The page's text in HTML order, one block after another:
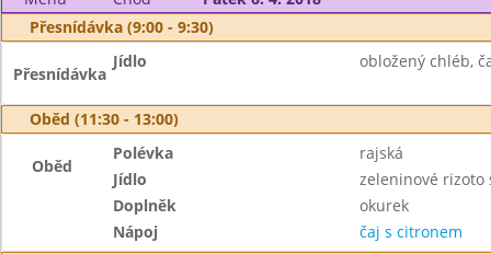
Přesnídávka (9:00 - 9:30)
Přesnídávka
Jídlo obložený chléb,
Oběd (11:30 - 13:00)
Oběd
Polévka
rajská
Jídlo
zeleninové rizoto
Doplněk
okurek
Nápoj
čaj s citronem